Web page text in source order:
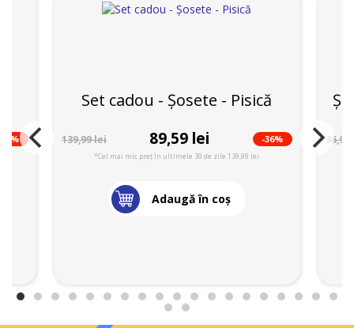
Set cadou - Șosete - Pisică
139,99 lei 89,59 lei -36%
*Cel mai mic preț în ultimele 30 de zile 139,99 lei
Adaugă în coş